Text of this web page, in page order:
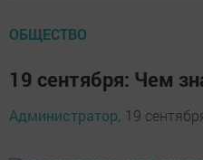
ОБЩЕСТВО
19 сентября: Чем
Администратор, 19